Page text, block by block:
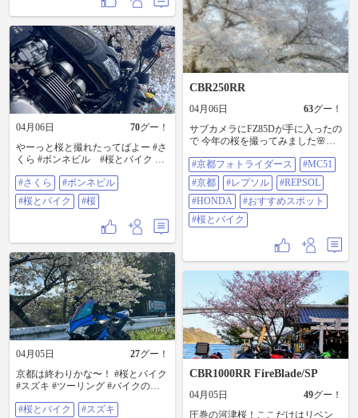
04月06日 70グー！
やーっと桜と撮れたってばよー #さ
くら #ボンネビル #桜とバイク #
#さくら
#ボンネビル
#桜とバイク
#桜
CBR250RR
04月06日 63グー！
サブカメラにFZ85Dが手に入ったの
で 今年の桜を撮ってみました🌸
しのノートリミングで撮れる 強力
手ぶれ補正と1200mm(AI:2400)ズー
ム‼️ 遠征が楽しみです(^^) #京都フ
ォトライダース #MC51 #京都 #レプ
ソル #REPSOL #HONDA #おすすめ
スポット #桜とバイク
#京都フォトライダース
#MC51
#京都
#レプソル
#REPSOL
#HONDA
#おすすめスポット
#桜とバイク
04月05日 27グー！
京都は終わりかな〜！ #桜とバイク
#スズキ #ツーリング #バイクのあ
ポット
#桜とバイク #スズキ
CBR1000RR FireBlade/SP
04月05日 49グー！
圧巻の河津桜！ここだけはリベン